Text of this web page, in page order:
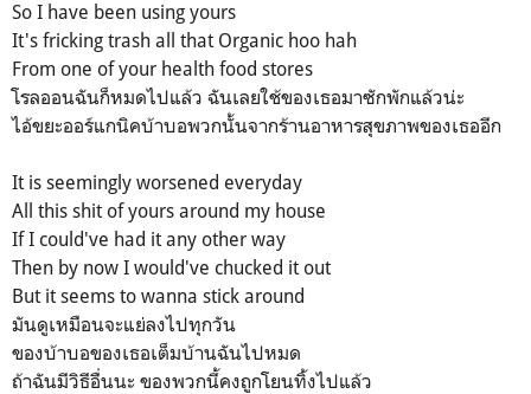
So I have been using yours
It's fricking trash all that Organic hoo hah
From one of your health food stores
โรลออนฉันก็หมดไปแล้ว ฉันเลยใช้ของเธอมาซักพักแล้วน่ะ
ไอ้ขยะออร์แกนิคบ้าบอพวกนั้นจากร้านอาหารสุขภาพของเธออีก
It is seemingly worsened everyday
All this shit of yours around my house
If I could've had it any other way
Then by now I would've chucked it out
But it seems to wanna stick around
มันดูเหมือนจะแย่ลงไปทุกวัน
ของบ้าบอของเธอเต็มบ้านฉันไปหมด
ถ้าฉันมีวิธีอื่นนะ ของพวกนี้คงถูกโยนทิ้งไปแล้ว